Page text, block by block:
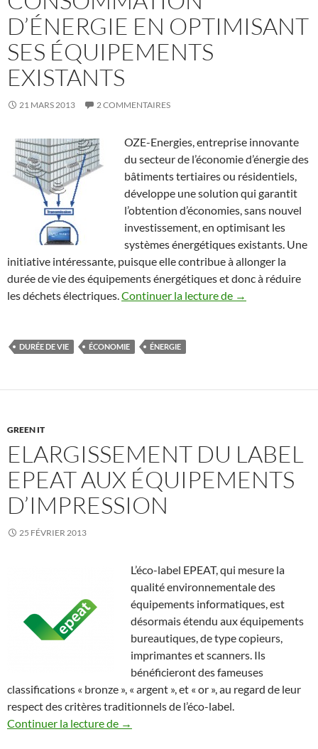
D’ÉNERGIE EN OPTIMISANT
SES ÉQUIPEMENTS
EXISTANTS
21 MARS 2013 2 COMMENTAIRES
OZE-Energies, entreprise innovante
du secteur de l’économie d’énergie des
bâtiments tertiaires ou résidentiels,
développe une solution qui garantit
l’obtention d’économies, sans nouvel
investissement, en optimisant les
systèmes énergétiques existants. Une
initiative intéressante, puisque elle contribue à allonger la
durée de vie des équipements énergétiques et donc à réduire
les déchets électriques.Continuer la lecture de Réduire sa
→
DURÉE DE VIE ÉCONOMIE ÉNERGIE
GREEN IT
ELARGISSEMENT DU LABEL
EPEAT AUX ÉQUIPEMENTS
D’IMPRESSION
25 FÉVRIER 2013
L’éco-label EPEAT, qui mesure la
qualité environnementale des
équipements informatiques, est
désormais étendu aux équipements
bureautiques, de type copieurs,
imprimantes et scanners. Ils
bénéficieront des fameuses
classifications « bronze », « argent », et « or », au regard de leur
respect des critères traditionnels de l’éco-label.
Continuer la lecture de Elargissement du label EPEAT aux
→